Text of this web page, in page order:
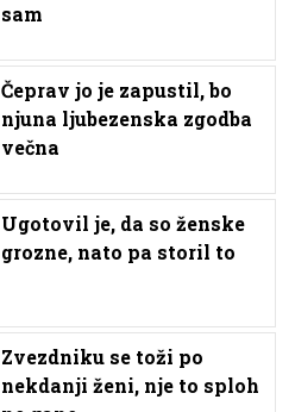
sam
Čeprav jo je zapustil, bo
njuna ljubezenska zgodba
večna
Ugotovil je, da so ženske
grozne, nato pa storil to
Zvezdniku se toži po
nekdanji ženi, nje to sploh